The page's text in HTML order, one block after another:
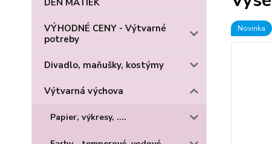
DEŇ MATIEK
VÝHODNÉ CENY - Výtvarné
potreby
Divadlo, maňušky, kostýmy
Výtvarná výchova
Papier, výkresy, ....
Novinka